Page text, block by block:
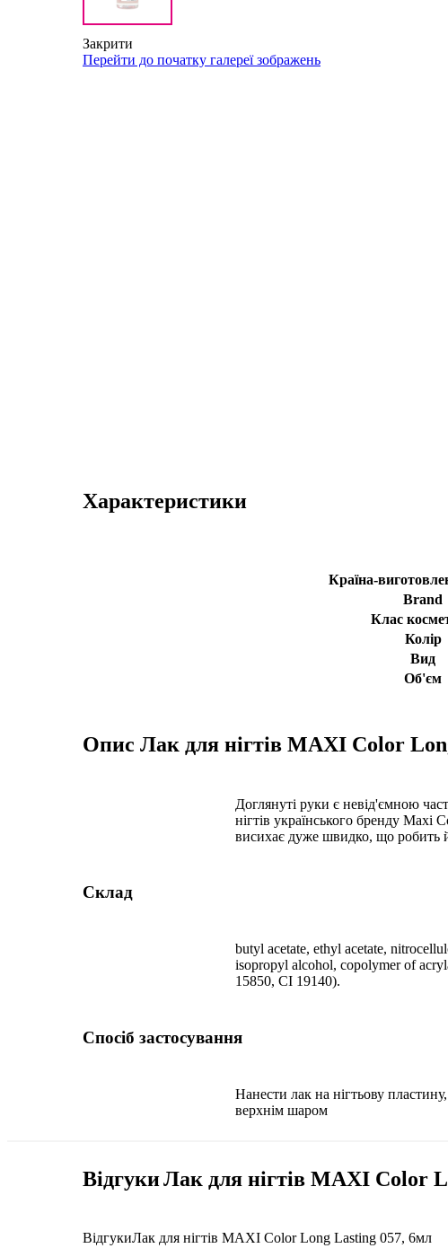
Закрити
Перейти до початку галереї зображень
Характеристики
Країна-
Brand
Клас
Колір
Вид
Об'єм
Опис Лак для нігтів MAXI Color
Доглянуті руки є невід'ємною
нігтів українського бренду Maxi
висихає дуже швидко, що робить
Склад
butyl acetate, ethyl acetate,
isopropyl alcohol, copolymer of
15850, CI 19140).
Спосіб застосування
Нанести лак на нігтьову
верхнім шаром
ВідгукиЛак для нігтів MAXI Color
ВідгукиЛак для нігтів MAXI Color Long Lasting 057, 6мл